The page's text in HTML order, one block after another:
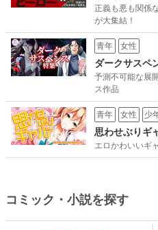
正義も悪も関係
が大集結！
青年 女性
ダークサスペ
予測不可能な展
ス作品
青年 女性 少
思わせぶりギ
エロかわいいギ
コミック・小説を探す